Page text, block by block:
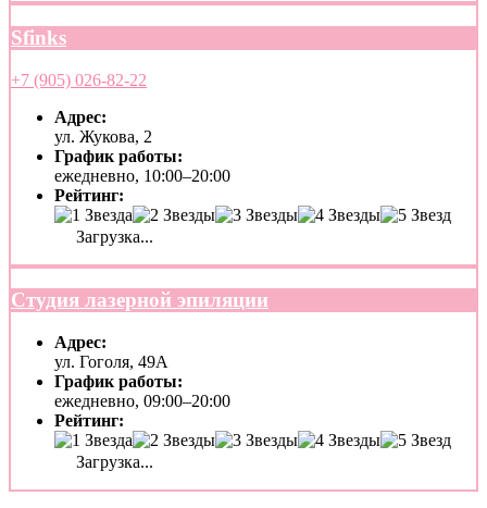
Sfinks
+7 (905) 026-82-22
Адрес:
ул. Жукова, 2
График работы:
ежедневно, 10:00–20:00
Рейтинг:
Загрузка...
Студия лазерной эпиляции
Адрес:
ул. Гоголя, 49А
График работы:
ежедневно, 09:00–20:00
Рейтинг:
Загрузка...